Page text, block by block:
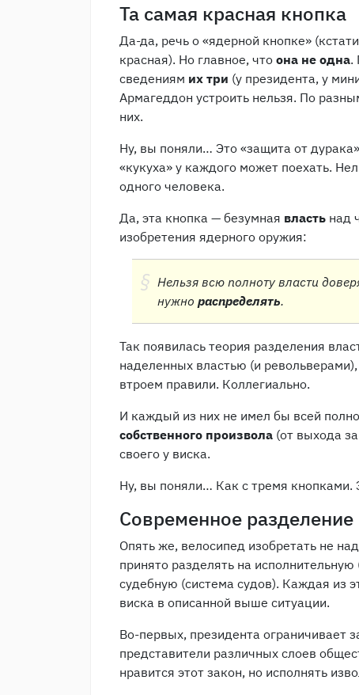
Та самая красная кнопка
Да-да, речь о «ядерной кнопке»
красная). Но главное, что она не одна.
сведениям их три (у президента, у
Армагеддон устроить нельзя. По
них.
Ну, вы поняли… Это «защита от
«кукуха» у каждого может поехать.
одного человека.
Да, эта кнопка — безумная власть над
изобретения ядерного оружия:
Нельзя всю полноту власти
нужно распределять.
Так появилась теория разделения
наделенных властью (и
втроем правили. Коллегиально.
И каждый из них не имел бы всей
собственного произвола (от выхода
своего у виска.
Ну, вы поняли… Как с тремя
Современное разделение
Опять же, велосипед изобретать не
принято разделять на
судебную (система судов). Каждая из
виска в описанной выше ситуации.
Во-первых, президента ограничивает
представители различных слоев
нравится этот закон, но исполнять